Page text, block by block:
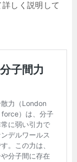
しく説明して